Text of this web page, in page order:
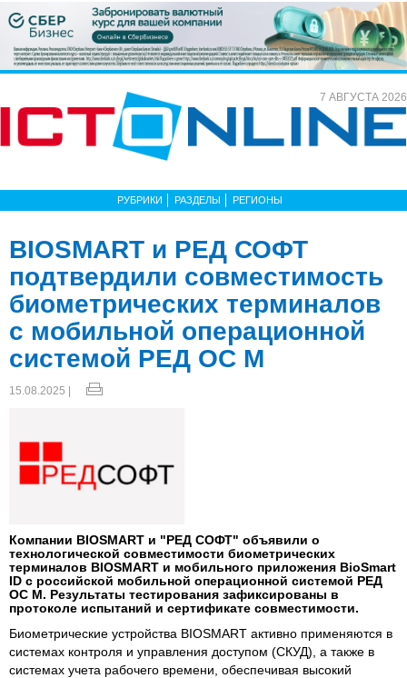
7 АВГУСТА 2026
РУБРИКИ РАЗДЕЛЫ РЕГИОНЫ
BIOSMART и РЕД СОФТ
подтвердили совместимость
биометрических терминалов
с мобильной операционной
системой РЕД ОС М
15.08.2025 |
Компании BIOSMART и "РЕД СОФТ" объявили о
технологической совместимости биометрических
терминалов BIOSMART и мобильного приложения BioSmart
ID с российской мобильной операционной системой РЕД
ОС М. Результаты тестирования зафиксированы в
протоколе испытаний и сертификате совместимости.
Биометрические устройства BIOSMART активно применяются в
системах контроля и управления доступом (СКУД), а также в
системах учета рабочего времени, обеспечивая высокий